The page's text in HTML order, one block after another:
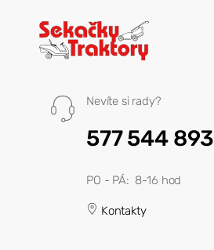
Nevíte si rady?
577 544 893
PO - PÁ: 8-16 hod
Kontakty